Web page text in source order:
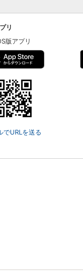
リ
版アプリ
でURLを送る